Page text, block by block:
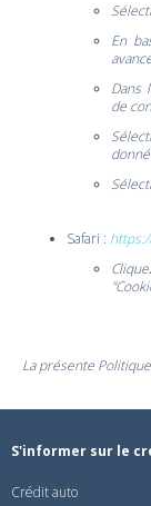
En
Dans
de
Safari :
La présente
S'informer sur le
Crédit auto